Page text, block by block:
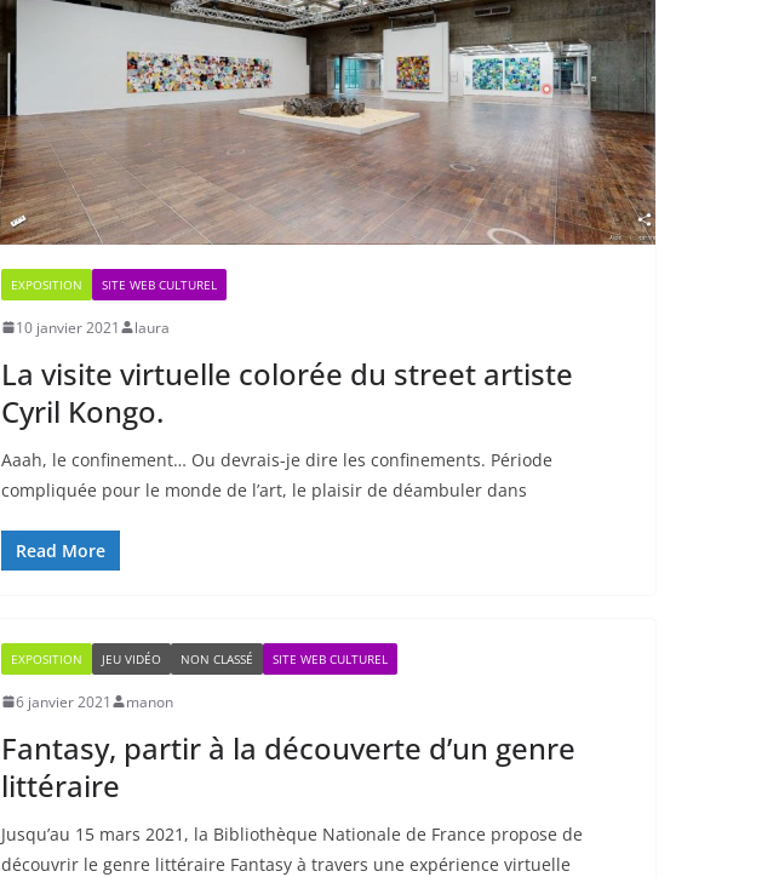
EXPOSITION SITE WEB CULTUREL
10 janvier 2021 laura
La visite virtuelle colorée du street artiste
Cyril Kongo.
Aaah, le confinement… Ou devrais-je dire les confinements. Période
compliquée pour le monde de l’art, le plaisir de déambuler dans
Read More
EXPOSITION JEU VIDÉO NON CLASSÉ SITE WEB CULTUREL
6 janvier 2021 manon
Fantasy, partir à la découverte d’un genre
littéraire
Jusqu’au 15 mars 2021, la Bibliothèque Nationale de France propose de
découvrir le genre littéraire Fantasy à travers une expérience virtuelle